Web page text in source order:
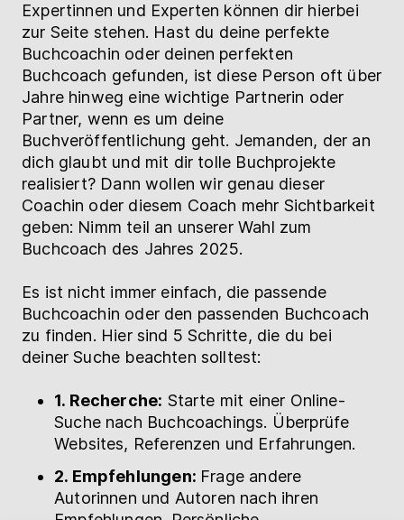
Expertinnen und Experten können dir hierbei
zur Seite stehen. Hast du deine perfekte
Buchcoachin oder deinen perfekten
Buchcoach gefunden, ist diese Person oft über
Jahre hinweg eine wichtige Partnerin oder
Partner, wenn es um deine
Buchveröffentlichung geht. Jemanden, der an
dich glaubt und mit dir tolle Buchprojekte
realisiert? Dann wollen wir genau dieser
Coachin oder diesem Coach mehr Sichtbarkeit
geben: Nimm teil an unserer Wahl zum
Buchcoach des Jahres 2025.
Es ist nicht immer einfach, die passende
Buchcoachin oder den passenden Buchcoach
zu finden. Hier sind 5 Schritte, die du bei
deiner Suche beachten solltest:
1. Recherche: Starte mit einer Online-
Suche nach Buchcoachings. Überprüfe
Websites, Referenzen und Erfahrungen.
2. Empfehlungen: Frage andere
Autorinnen und Autoren nach ihren